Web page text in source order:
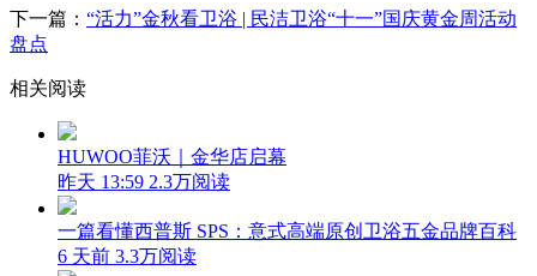
下一篇： “活力”金秋看卫浴 | 民洁卫浴“十一”国庆黄金周活动
盘点
相关阅读
HUWOO菲沃｜金华店启幕
昨天 13:59 2.3万阅读
一篇看懂西普斯 SPS：意式高端原创卫浴五金品牌百科
6 天前 3.3万阅读